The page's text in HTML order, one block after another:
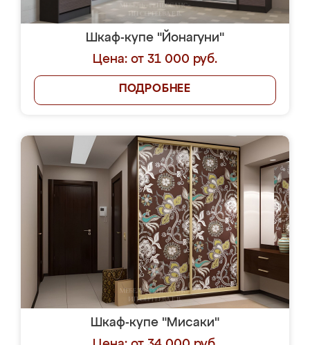
Шкаф-купе "Йонагуни"
Цена: от 31 000 руб.
ПОДРОБНЕЕ
Шкаф-купе "Мисаки"